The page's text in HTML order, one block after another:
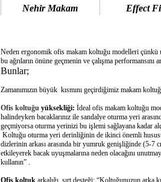
Nehir Makam Effect
Neden ergonomik ofis makam koltuğu modelleri çünkü
bu ağrıların önüne geçmenin ve çalışma
Bunlar;
Zamanımızın büyük kısmını geçirdiğimiz makam
Ofis koltuğuyüksekliği: İdeal ofis makam koltuğu
halindeyken bacaklarınız ile sandalye oturma yeri
geçmiyorsa oturma yerinizi bu işlemi sağlayana kadar
Koltuğu oturma yeri derinliğinin de ikinci önemli
dizlerinin arkası arasında bir yumruk genişliğinde (5-7
etkileyerek bacak uyuşmalarına neden olacağını
kullanın” .
Ofis koltuk arkalığı sırt desteği: “Koltuğunuzun arka